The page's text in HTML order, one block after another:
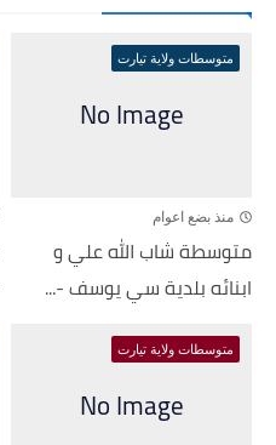
متوسطات ولاية تيارت
منذ بضع اعوام
متوسطة شاب الله علي و
ابنائه بلدية سي يوسف -...
متوسطات ولاية تيارت